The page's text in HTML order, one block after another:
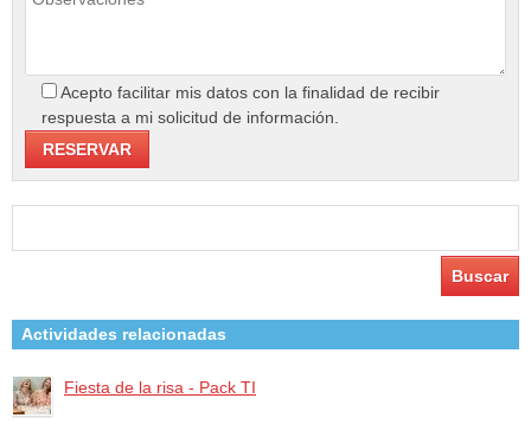
Acepto facilitar mis datos con la finalidad de recibir
respuesta a mi solicitud de información.
Actividades relacionadas
Fiesta de la risa - Pack TI